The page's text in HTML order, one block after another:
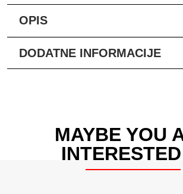
OPIS
DODATNE INFORMACIJE
MAYBE YOU